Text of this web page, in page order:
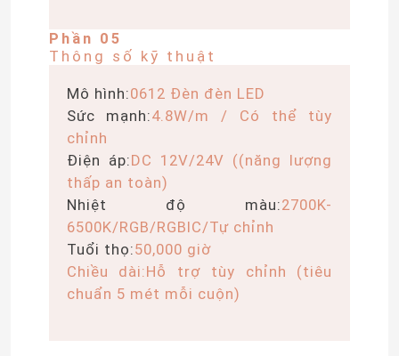
Phần 05
Thông số kỹ thuật
Mô hình:0612 Đèn đèn LED
Sức mạnh:4.8W/m / Có thể tùy
chỉnh
Điện áp:DC 12V/24V ((năng lượng
thấp an toàn)
Nhiệt độ màu:2700K-
6500K/RGB/RGBIC/Tự chỉnh
Tuổi thọ:50,000 giờ
Chiều dài:Hỗ trợ tùy chỉnh (tiêu
chuẩn 5 mét mỗi cuộn)